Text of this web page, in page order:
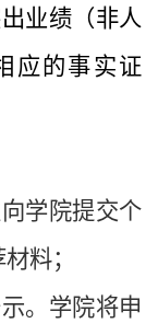
业绩（非人
应的事实证
学院提交个
料；
。学院将申